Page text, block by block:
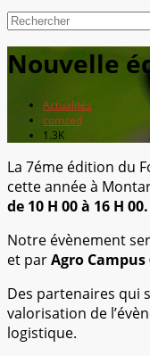
Nouvelle
Actualités
comzed
1.3K
La 7éme édition du
cette année à
de 10 H 00 à 16 H 00.
Notre évènement
et parAgro Campus
Des partenaires qui
valorisation de
logistique.